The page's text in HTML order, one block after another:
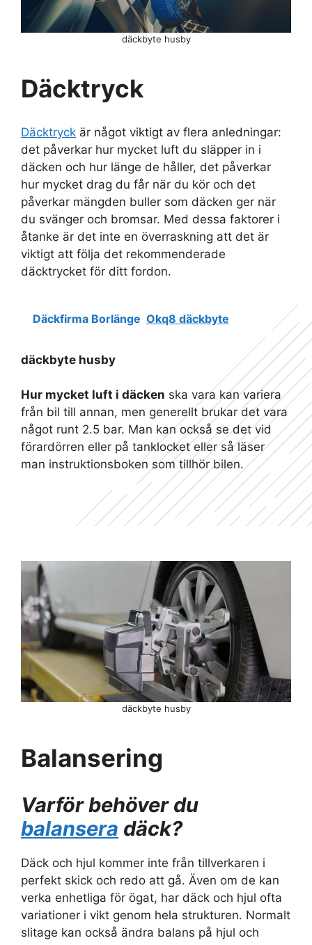
däckbyte husby
Däcktryck
Däcktryck är något viktigt av flera anledningar:
det påverkar hur mycket luft du släpper in i
däcken och hur länge de håller, det påverkar
hur mycket drag du får när du kör och det
påverkar mängden buller som däcken ger när
du svänger och bromsar. Med dessa faktorer i
åtanke är det inte en överraskning att det är
viktigt att följa det rekommenderade
däcktrycket för ditt fordon.
Däckfirma Borlänge Okq8 däckbyte
däckbyte husby
Hur mycket luft i däcken ska vara kan variera
från bil till annan, men generellt brukar det vara
något runt 2.5 bar. Man kan också se det vid
förardörren eller på tanklocket eller så läser
man instruktionsboken som tillhör bilen.
Balansering
Varför behöver du
balansera däck?
Däck och hjul kommer inte från tillverkaren i
perfekt skick och redo att gå. Även om de kan
verka enhetliga för ögat, har däck och hjul ofta
variationer i vikt genom hela strukturen. Normalt
slitage kan också ändra balans på hjul och
däckbyte husby